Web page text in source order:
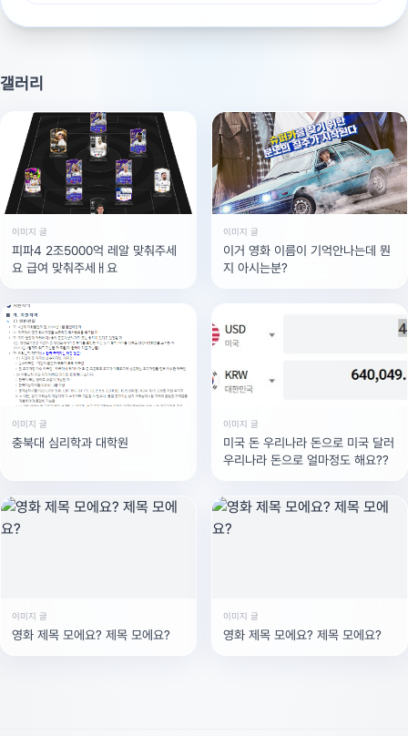
갤러리
이미지 글
피파4 2조5000억 레알 맞춰주세
요 급여 맞춰주세ㅐ요
이미지 글
이거 영화 이름이 기억안나는데 뭔
지 아시는분?
이미지 글
충북대 심리학과 대학원
이미지 글
미국 돈 우리나라 돈으로 미국 달러
우리나라 돈으로 얼마정도 해요??
이미지 글
영화 제목 모에요? 제목 모에요?
이미지 글
영화 제목 모에요? 제목 모에요?